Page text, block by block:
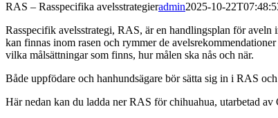
RAS – Rasspecifika avelsstrategieradmin2025-10-
Rasspecifik avelsstrategi, RAS, är en handlingsplan för
kan finnas inom rasen och rymmer de
vilka målsättningar som finns, hur målen ska nås och när.
Både uppfödare och hanhundsägare bör sätta sig in i RAS
Här nedan kan du ladda ner RAS för chihuahua, utarbetad